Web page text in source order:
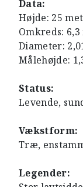
Data:
Højde: 25
Omkreds:
Diameter:
Målehøjde:
Status:
Levende,
Vækstform:
Træ,
Legender: